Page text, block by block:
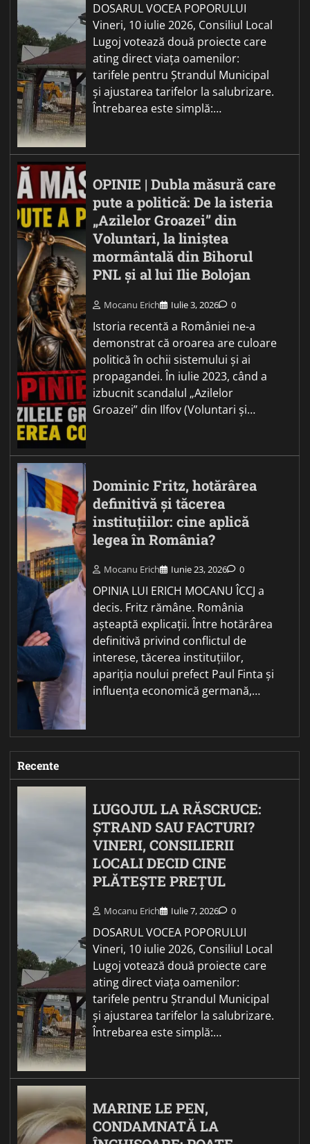
DOSARUL VOCEA POPORULUI
Vineri, 10 iulie 2026, Consiliul Local
Lugoj votează două proiecte care
ating direct viața oamenilor:
tarifele pentru Ștrandul Municipal
și ajustarea tarifelor la salubrizare.
Întrebarea este simplă:…
OPINIE | Dubla măsură care
pute a politică: De la isteria
„Azilelor Groazei” din
Voluntari, la liniștea
mormântală din Bihorul
PNL și al lui Ilie Bolojan
Mocanu Erich Iulie 3, 2026 0
Istoria recentă a României ne-a
demonstrat că oroarea are culoare
politică în ochii sistemului și ai
propagandei. În iulie 2023, când a
izbucnit scandalul „Azilelor
Groazei” din Ilfov (Voluntari și…
Dominic Fritz, hotărârea
definitivă și tăcerea
instituțiilor: cine aplică
legea în România?
Mocanu Erich Iunie 23, 2026 0
OPINIA LUI ERICH MOCANU ÎCCJ a
decis. Fritz rămâne. România
așteaptă explicații. Între hotărârea
definitivă privind conflictul de
interese, tăcerea instituțiilor,
apariția noului prefect Paul Finta și
influența economică germană,…
Recente
LUGOJUL LA RĂSCRUCE:
ȘTRAND SAU FACTURI?
VINERI, CONSILIERII
LOCALI DECID CINE
PLĂTEȘTE PREȚUL
Mocanu Erich Iulie 7, 2026 0
DOSARUL VOCEA POPORULUI
Vineri, 10 iulie 2026, Consiliul Local
Lugoj votează două proiecte care
ating direct viața oamenilor:
tarifele pentru Ștrandul Municipal
și ajustarea tarifelor la salubrizare.
Întrebarea este simplă:…
MARINE LE PEN,
CONDAMNATĂ LA